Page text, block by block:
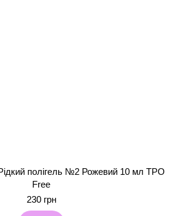
полігель №2 Рожевий 10 мл TPO
Free
230 грн